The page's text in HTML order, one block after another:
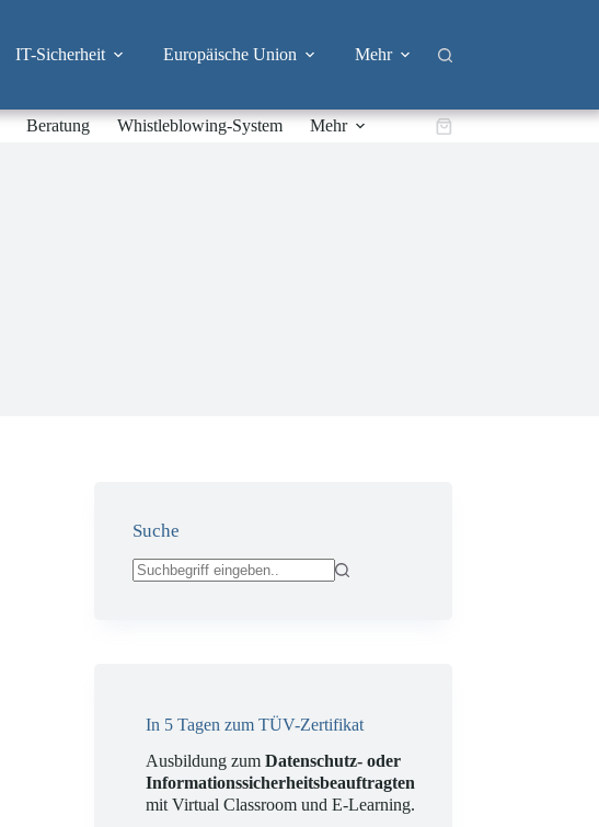
IT-Sicherheit Europäische Union Mehr
Beratung Whistleblowing-System Mehr Warenkorb
Suche
In 5 Tagen zum TÜV-Zertifikat
Ausbildung zumDatenschutz- oder
Informationssicherheitsbeauftragten
mit Virtual Classroom und E-Learning.